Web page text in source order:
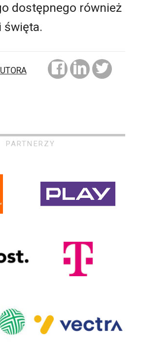
dostępnego również
święta.
PARTNERZY